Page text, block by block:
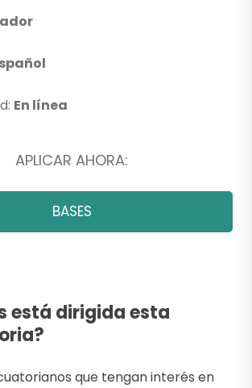
En línea
APLICAR AHORA:
BASES
está dirigida esta
que tengan interés en